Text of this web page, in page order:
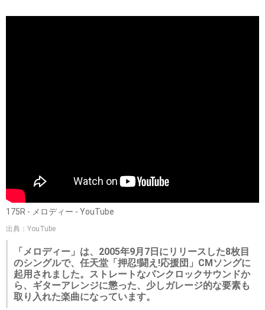
175R - メロディー - YouTube
出典：YouTube
「メロディー」は、2005年9月7日にリリースした8枚目
のシングルで、任天堂「押忍!闘え!応援団」CMソングに
起用されました。ストレートなパンクロックサウンドか
ら、ギターアレンジに懲った、少しガレージ的な要素も
取り入れた楽曲になっています。